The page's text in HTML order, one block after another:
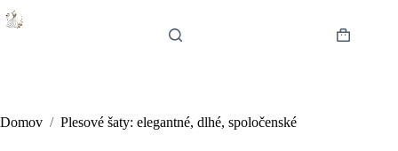
Skip
to
Shopping
Domov / Plesové šaty: elegantné, dlhé, spoločenské